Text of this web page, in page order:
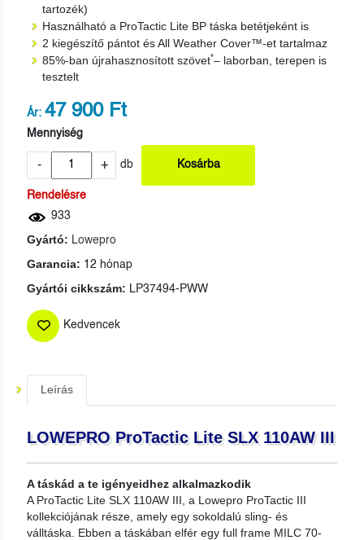
tartozék)
Használható a ProTactic Lite BP táska betétjeként is
2 kiegészítő pántot és All Weather Cover™-et tartalmaz
85%-ban újrahasznosított szövet*– laborban, terepen is
tesztelt
Ár: 47 900 Ft
Mennyiség
- + db Kosárba
Rendelésre
933
Gyártó: Lowepro
Garancia: 12 hónap
Gyártói cikkszám: LP37494-PWW
Kedvencek
Leírás
LOWEPRO ProTactic Lite SLX 110AW III
A táskád a te igényeidhez alkalmazkodik
A ProTactic Lite SLX 110AW III, a Lowepro ProTactic III
kollekciójának része, amely egy sokoldalú sling- és
válltáska. Ebben a táskában elfér egy full frame MILC 70-